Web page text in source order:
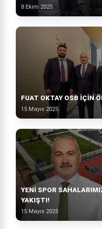
8 Ekim 2025
FUAT OKTAY OSB İÇIN
15 Mayıs 2025
YENI SPOR
YAKIŞTI!
15 Mayıs 2025